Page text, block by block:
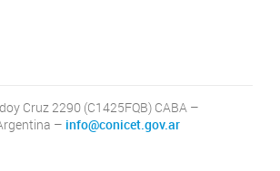
Cruz 2290 (C1425FQB) CABA –
– info@conicet.gov.ar